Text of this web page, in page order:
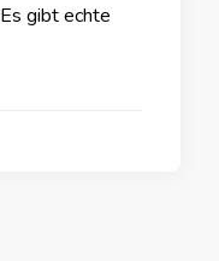
gibt echte